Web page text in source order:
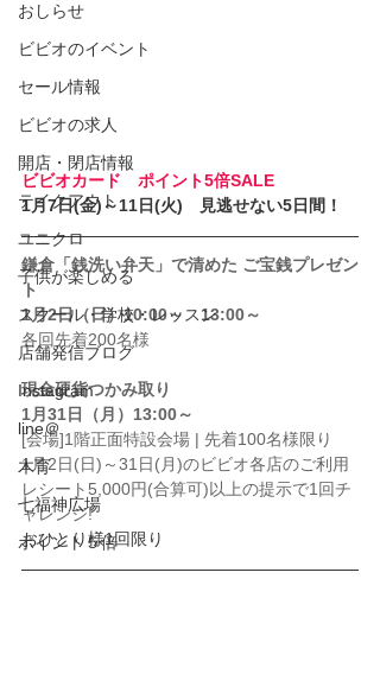
おしらせ
ビビオのイベント
セール情報
ビビオの求人
開店・閉店情報
テイクアウト
ユニクロ
子供が楽しめる
スクール・学校・レッスン
店舗発信ブログ
Instagram
line＠
木育
七福神広場
ポイント５倍
ビビオカード　ポイント5倍SALE
1月7日(金)～11日(火)　見逃せない5日間！
鎌倉「銭洗い弁天」で清めた ご宝銭プレゼン
ト
1月2日（日）10:00～　13:00～
各回先着200名様
現金硬貨つかみ取り
1月31日（月）13:00～
[会場]1階正面特設会場 | 先着100名様限り
1月2日(日)～31日(月)のビビオ各店のご利用
レシート5,000円(合算可)以上の提示で1回チ
ャレンジ!
おひとり様1回限り